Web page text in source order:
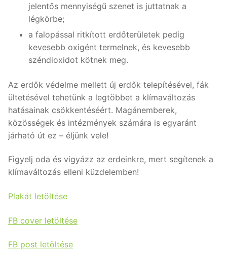
jelentős mennyiségű szenet is juttatnak a
légkörbe;
a falopással ritkított erdőterületek pedig
kevesebb oxigént termelnek, és kevesebb
széndioxidot kötnek meg.
Az erdők védelme mellett új erdők telepítésével, fák
ültetésével tehetünk a legtöbbet a klímaváltozás
hatásainak csökkentéséért. Magánemberek,
közösségek és intézmények számára is egyaránt
járható út ez – éljünk vele!
Figyelj oda és vigyázz az erdeinkre, mert segítenek a
klímaváltozás elleni küzdelemben!
Plakát letöltése
FB cover letöltése
FB post letöltése